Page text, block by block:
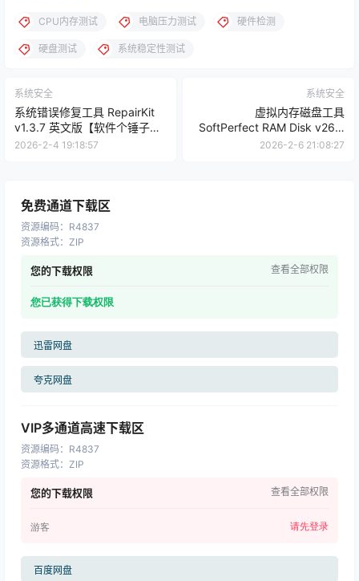
CPU内存测试 电脑压力测试 硬件检测
硬盘测试 系统稳定性测试
系统安全
系统错误修复工具 RepairKit
v1.3.7 英文版【软件个锤子
·R4826】
2026-2-4 19:18:57
系统安全
虚拟内存磁盘工具
SoftPerfect RAM Disk v26.2
【软件个锤子·R4845】
2026-2-6 21:08:27
免费通道下载区
资源编码： R4837
资源格式： ZIP
您的下载权限 查看全部权限
您已获得下载权限
迅雷网盘
夸克网盘
VIP多通道高速下载区
资源编码： R4837
资源格式： ZIP
您的下载权限 查看全部权限
游客 请先登录
百度网盘